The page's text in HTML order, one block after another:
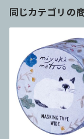
同じカテゴリの